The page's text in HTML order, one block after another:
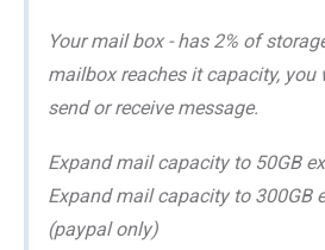
Your mail box - has 2% of
mailbox reaches it capacity, you
send or receive message.
Expand mail capacity to 50GB
Expand mail capacity to 300GB
(paypal only)